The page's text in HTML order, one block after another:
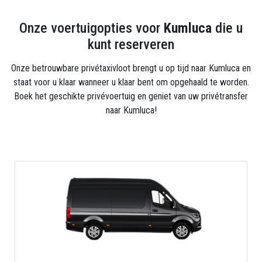
transfer regelen. Reservering. onze Antalya Transfer
service is altijd bij je dankzij onze 24/7
Onze voertuigopties voor Kumluca die u
kunt reserveren
Onze betrouwbare privétaxivloot brengt u op tijd naar Kumluca en
staat voor u klaar wanneer u klaar bent om opgehaald te worden.
Boek het geschikte privévoertuig en geniet van uw privétransfer
naar Kumluca!